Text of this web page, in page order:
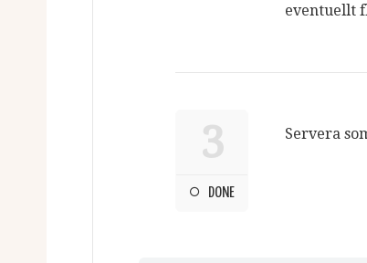
eventuellt
3
DONE
Servera